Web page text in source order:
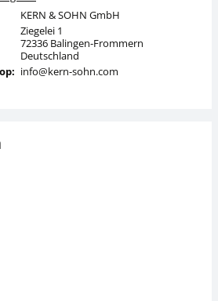
KERN & SOHN GmbH
Ziegelei 1
72336 Balingen-Frommern
Deutschland
info@kern-sohn.com